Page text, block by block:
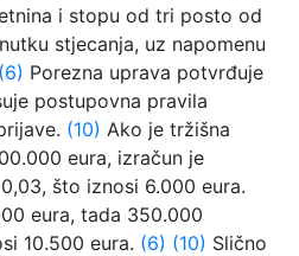
i stopu od tri posto od
stjecanja, uz napomenu
(6) Porezna uprava potvrđuje
postupovna pravila
(10) Ako je tržišna
eura, izračun je
što iznosi 6.000 eura.
eura, tada 350.000
10.500 eura. (6) (10) Slično